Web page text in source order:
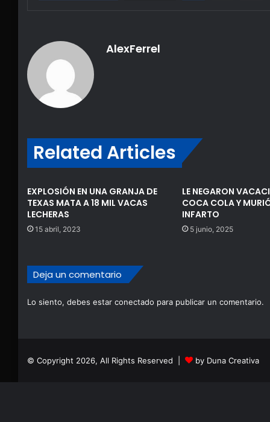
AlexFerrel
Related Articles
EXPLOSIÓN EN UNA GRANJA DE
TEXAS MATA A 18 MIL VACAS
LECHERAS
15 abril, 2023
LE NEGARON
COCA COLA Y
INFARTO
5 junio, 2025
Deja un comentario
Lo siento, debes estar conectado para publicar un comentario.
© Copyright 2026, All Rights Reserved | by Duna Creativa